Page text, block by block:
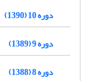
دوره 10 (1390)
دوره 9 (1389)
دوره 8 (1388)